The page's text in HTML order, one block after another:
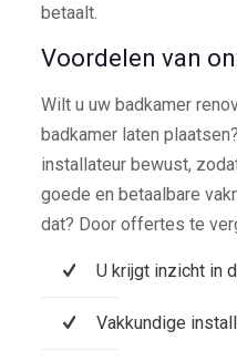
betaalt.
Voordelen van
Wilt u uw badkamer
badkamer laten
installateur bewust,
goede en betaalbare
dat? Door offertes te
U krijgt inzicht in
Vakkundige